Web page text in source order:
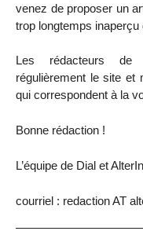
venez de proposer un
trop longtemps
Les rédacteurs de
régulièrement le site et
qui correspondent à la
Bonne rédaction !
L’équipe de Dial et
courriel : redaction AT